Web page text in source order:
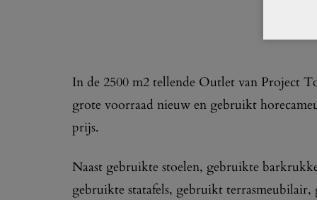
In de 2500 m2 tellende Outlet van Project
grote voorraad nieuw en gebruikt
prijs.
Naast gebruikte stoelen, gebruikte
gebruikte statafels, gebruikt terrasmeubilair,